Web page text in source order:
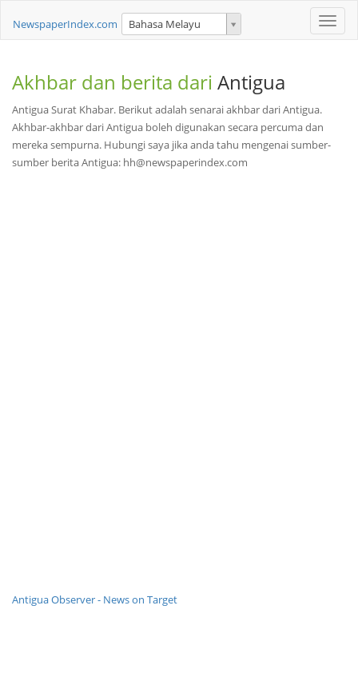
Toggle
NewspaperIndex.com Bahasa Melayu
Akhbar dan berita dari Antigua
Antigua Surat Khabar. Berikut adalah senarai akhbar dari Antigua.
Akhbar-akhbar dari Antigua boleh digunakan secara percuma dan
mereka sempurna. Hubungi saya jika anda tahu mengenai sumber-
sumber berita Antigua: hh@newspaperindex.com
Antigua Observer - News on Target